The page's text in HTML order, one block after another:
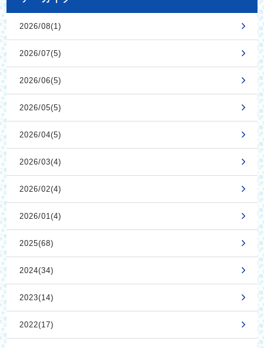
2026/08(1)
2026/07(5)
2026/06(5)
2026/05(5)
2026/04(5)
2026/03(4)
2026/02(4)
2026/01(4)
2025(68)
2024(34)
2023(14)
2022(17)